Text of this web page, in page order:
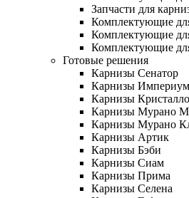
Запчасти для
Комплектующие
Комплектующие
Комплектующие
Готовые решения
Карнизы Сенатор
Карнизы Империум
Карнизы Кристалло
Карнизы Мурано
Карнизы Мурано
Карнизы Артик
Карнизы Бэби
Карнизы Сиам
Карнизы Прима
Карнизы Селена